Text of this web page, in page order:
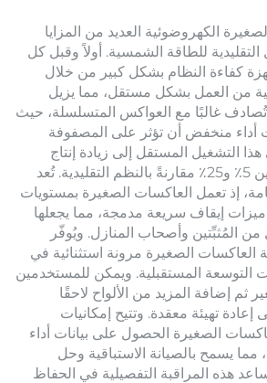
الكهروضوئية العديد من المزايا
التقليدية للطاقة الشمسية. أولاً وقبل كل
كفاءة النظام بشكل كبير من خلال
من العمل بشكل مستقل، مما يزيل
تُصادف غالبًا مع العواكس المتسلسلة، حيث
أداء منخفض أن تؤثر على المصفوفة
التشغيل المستقل إلى زيادة إنتاج
الطاقة بنسبة تتراوح بين 5٪ و25٪ مقارنةً بالنظم التقليدية. تُعد
إذ تعمل العاكسات الصغيرة بمستويات
إيقاف سريعة مدمجة، مما يجعلها
من المُثبِّتين وأصحاب المنازل. ويُوفّر
العاكسات الصغيرة مرونة استثنائية في
التوسعة المستقبلية. ويمكن للمستخدمين
ثم إضافة المزيد من الألواح لاحقًا
تهيئة معقدة. وتتيح إمكانيات
الصغيرة الحصول على بيانات أداء
يسمح بالصيانة الاستباقية وحل
هذه المراقبة التفصيلية في الحفاظ